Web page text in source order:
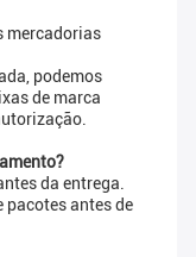
mercadorias
podemos
de marca
da entrega.
pacotes antes de